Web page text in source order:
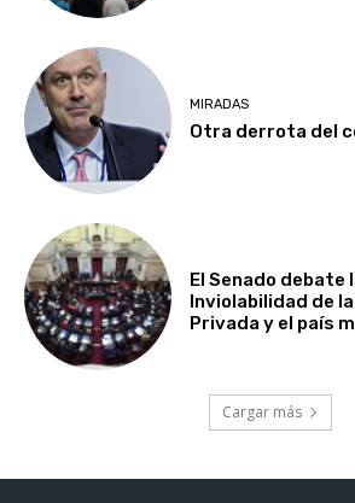
MIRADAS
Otra derrota del
El Senado debate
Inviolabilidad de
Privada y el país
Cargar más